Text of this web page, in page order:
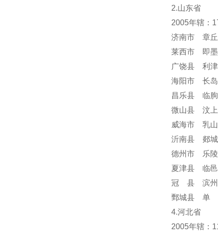
2.山东省
2005年辖：
济南市 章
莱西市 即
广饶县 利
海阳市 长
昌乐县 临
微山县 汶
威海市 乳
沂南县 郯
德州市 乐
夏津县 临
冠 县 滨州
鄄城县 单
4.河北省
2005年辖：